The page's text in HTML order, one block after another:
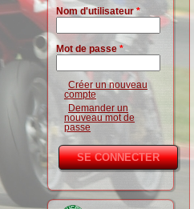
Nom d'utilisateur*
Mot de passe *
Créer un nouveau
compte
Demander un
nouveau mot de
passe